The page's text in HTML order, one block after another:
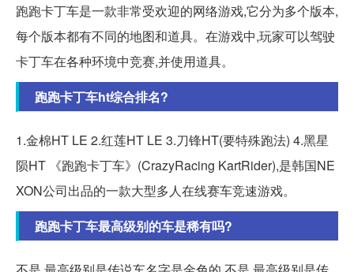
跑跑卡丁车是一款非常受欢迎的网络游戏,它分为多个版本,
每个版本都有不同的地图和道具。在游戏中,玩家可以驾驶
卡丁车在各种环境中竞赛,并使用道具。
跑跑卡丁车ht综合排名?
1.金棉HT LE 2.红莲HT LE 3.刀锋HT(要特殊跑法) 4.黑星
陨HT 《跑跑卡丁车》(CrazyRacing KartRider),是韩国NE
XON公司出品的一款大型多人在线赛车竞速游戏。
跑跑卡丁车最高级别的车是稀有吗?